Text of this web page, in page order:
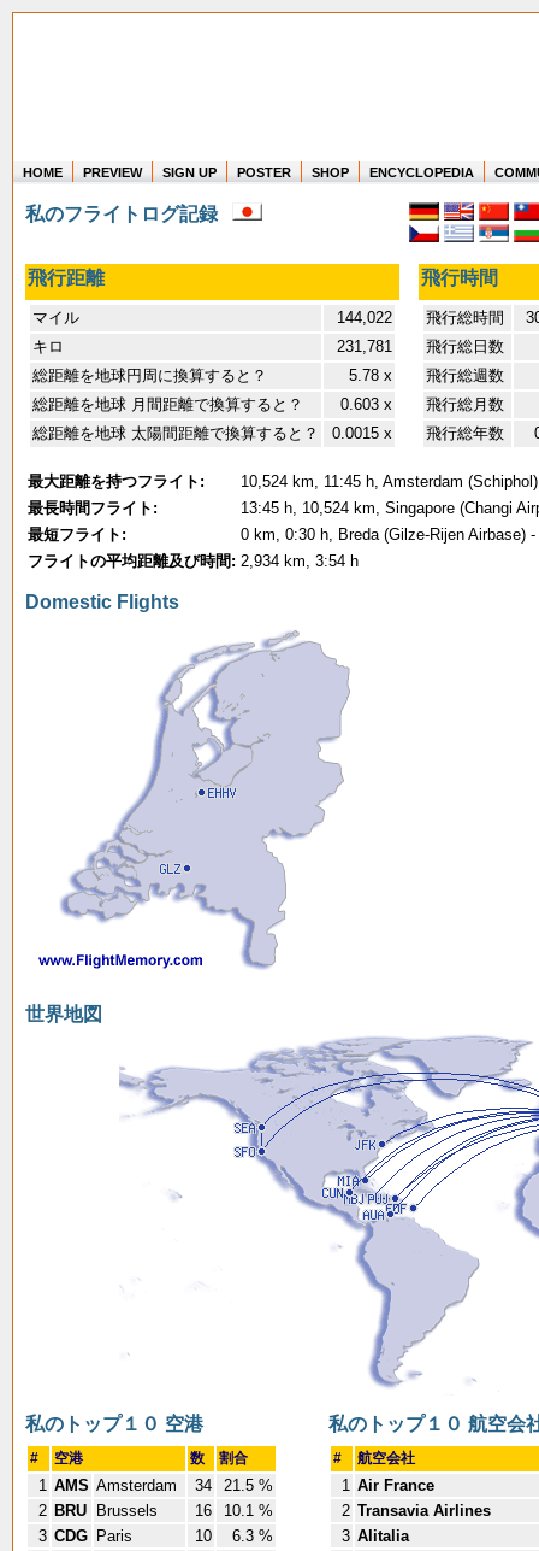
Where in the world have you flown?
How long have you been in the air?
Create your own FlightMemory and see!
HOME PREVIEW SIGN UP POSTER SHOP ENCYCLOPEDIA
私のフライトログ記録
飛行距離 飛行時間
マイル
144,022
キロ
231,781
総距離を地球円周に換算すると？
5.78 x
総距離を地球 月間距離で換算すると？
0.603 x
総距離を地球 太陽間距離で換算すると？
0.0015 x
飛行総時間
飛行総日数
飛行総週数
飛行総月数
飛行総年数
最大距離を持つフライト:
10,524 km, 11:45 h, Amsterdam
最長時間フライト:
13:45 h, 10,524 km, Singapore (Changi
最短フライト:
0 km, 0:30 h, Breda (Gilze-Rijen Airbase)
フライトの平均距離及び時間: 2,934 km, 3:54 h
Domestic Flights
世界地図
私のトップ１０ 空港
# 空港 数 割合
1 AMS Amsterdam 34
21.5 %
2 BRU Brussels 16
10.1 %
3 CDG Paris 10
6.3 %
私のトップ１０ 航空会
# 航空会社
1 Air France
2 Transavia Airlines
3 Alitalia